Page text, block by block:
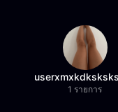
1 รายการ